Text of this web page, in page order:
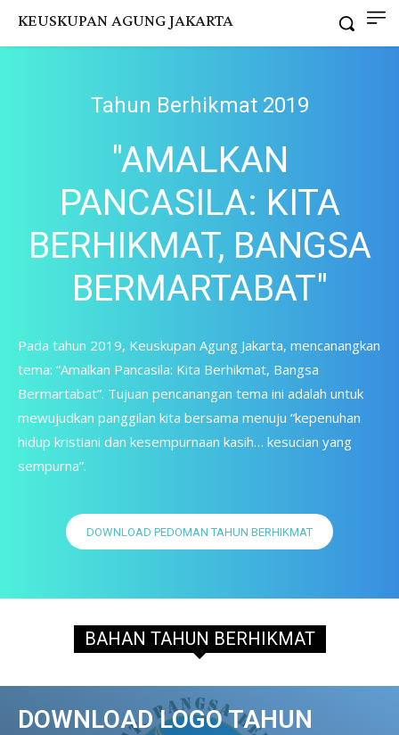
KEUSKUPAN AGUNG JAKARTA
Tahun Berhikmat 2019
"AMALKAN
PANCASILA: KITA
BERHIKMAT, BANGSA
BERMARTABAT"
Pada tahun 2019, Keuskupan Agung Jakarta, mencanangkan
tema: “Amalkan Pancasila: Kita Berhikmat, Bangsa
Bermartabat”. Tujuan pencanangan tema ini adalah untuk
mewujudkan panggilan kita bersama menuju “kepenuhan
hidup kristiani dan kesempurnaan kasih… kesucian yang
sempurna”.
DOWNLOAD PEDOMAN TAHUN BERHIKMAT
BAHAN TAHUN BERHIKMAT
DOWNLOAD LOGO TAHUN